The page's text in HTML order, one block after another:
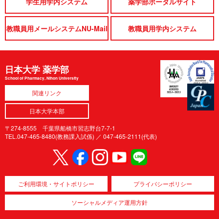
教職員用メールシステムNU-Mail 教職員用学内システム
日本大学 薬学部
School of Pharmacy, Nihon University
関連リンク
日本大学本部
〒274-8555 千葉県船橋市習志野台7-7-1
TEL.047-465-8480(教務課入試係) ／ 047-465-2111(代表)
ご利用環境・サイトポリシー プライバシーポリシー
ソーシャルメディア運用方針